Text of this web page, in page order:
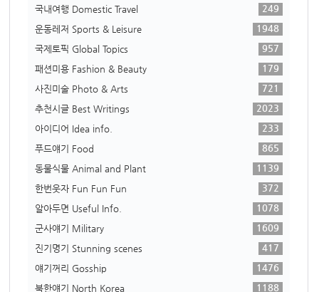
국내여행 Domestic Travel
249
운동레저 Sports & Leisure
1948
국제토픽 Global Topics
957
패션미용 Fashion & Beauty
179
사진미술 Photo & Arts
721
추천시글 Best Writings
2023
아이디어 Idea info.
233
푸드얘기 Food
865
동물식물 Animal and Plant
1139
한번웃자 Fun Fun Fun
372
알아두면 Useful Info.
1078
군사얘기 Military
1609
진기명기 Stunning scenes
417
얘기꺼리 Gosship
1476
북한얘기 North Korea
1188